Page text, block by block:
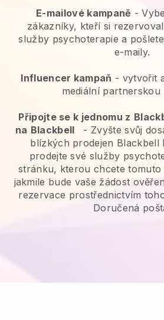
E-mailové kampaně -
zákazníky, kteří si
služby psychoterapie a
e-maily.
Influencer kampaň - vytvořit
mediální partnerskou
Připojte se k jednomu z
na Blackbell - Zvyšte svůj
blízkých prodejen Blackbell
prodejte své služby
stránku, kterou chcete
jakmile bude vaše žádost
rezervace prostřednictvím
Doručená